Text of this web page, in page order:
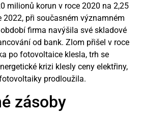
milionů korun v roce 2020 na 2,25
2022, při současném významném
firma navýšila své skladové
od bank. Zlom přišel v roce
po fotovoltaice klesla, trh se
krizi klesly ceny elektřiny,
prodloužila.
zásoby